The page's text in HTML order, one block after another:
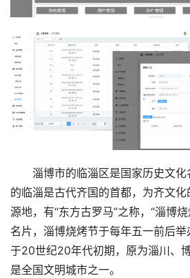
淄博市的临淄区是国家历史文化
的临淄是古代齐国的首都，为齐文
源地，有“东方古罗马”之称，“淄博
名片，淄博烧烤节于每年五一前后
于20世纪20年代初期，原为淄川、
是全国文明城市之一。